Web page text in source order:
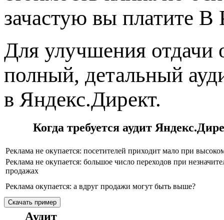
зачастую вы платите
Для улучшения отдачи
полный, детальный
в Яндекс.Директ.
Когда требуется аудит
Реклама не окупается: посетителей приходит мало при
Реклама не окупается: большое число переходов при
продажах
Реклама окупается: а вдруг продажи могут быть выше?
Скачать пример
Аудит